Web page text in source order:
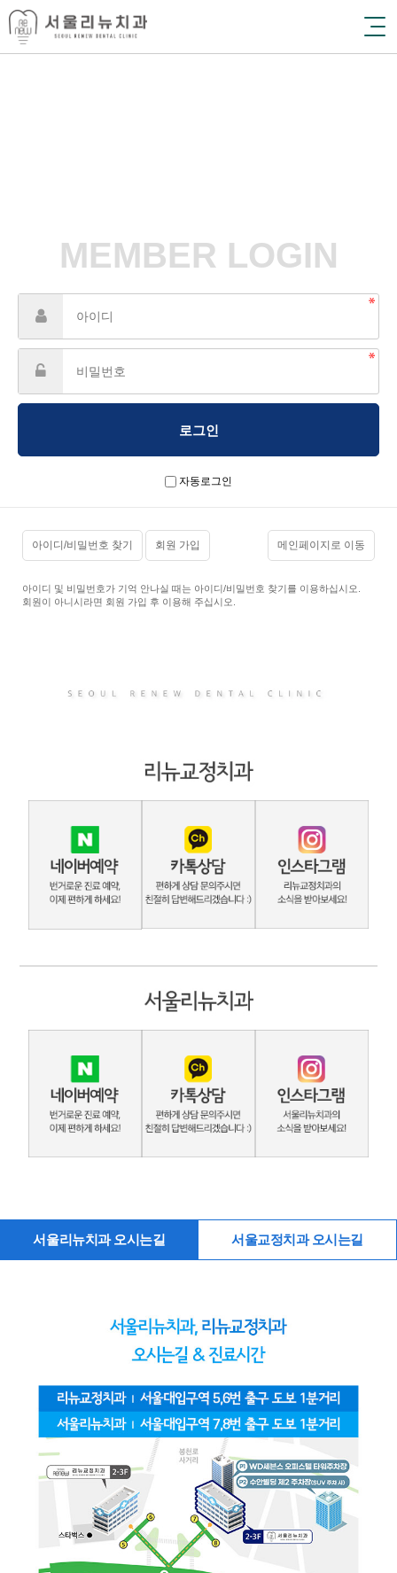
MEMBER LOGIN
자동로그인
아이디/비밀번호 찾기 회원 가입 메인페이지로 이동
아이디 및 비밀번호가 기억 안나실 때는 아이디/비밀번호 찾기를 이용하십시오.
회원이 아니시라면 회원 가입 후 이용해 주십시오.
서울리뉴치과 오시는길 서울교정치과 오시는길